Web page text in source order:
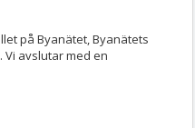
på Byanätet, Byanätets
avslutar med en